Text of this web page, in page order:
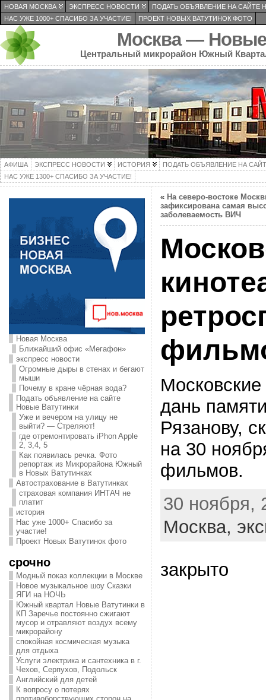
НОВАЯ МОСКВА ЭКСПРЕСС НОВОСТИ
ПОДАТЬ ОБЪЯВЛЕНИЕ НА САЙТЕ
НАС УЖЕ 1000+ СПАСИБО ЗА УЧАСТИЕ!
ПРОЕКТ НОВЫХ ВАТУТИНОК ФОТО
Москва — Новые
Центральный микрорайон Южный
АФИША ЭКСПРЕСС НОВОСТИ ИСТОРИЯ
ПОДАТЬ ОБЪЯВЛЕНИЕ НА
НАС УЖЕ 1300+ СПАСИБО ЗА УЧАСТИЕ!
Новая Москва
Ближайший офис «Мегафон»
экспресс новости
Огромные дыры в стенах и бегают
мыши
Почему в кране чёрная вода?
Подать объявление на сайте
Новые Ватутинки
Уже и вечером на улицу не
выйти? — Стреляют!
где отремонтировать iPhon Apple
2, 3,4, 5
Как появилась речка. Фото
репортаж из Микрорайона Южный
в Новых Ватутинках
Автострахование в Ватутинках
страховая компания ИНТАЧ не
платит
история
Нас уже 1000+ Спасибо за
участие!
Проект Новых Ватутинок фото
срочно
Модный показ коллекции в Москве
Новое музыкальное шоу Сказки
ЯГИ на НОЧЬ
Южный квартал Новые Ватутинки в
КП Заречье постоянно сжигают
мусор и отравляют воздух всему
микрорайону
спокойная космическая музыка
для отдыха
Услуги электрика и сантехника в г.
Чехов, Серпухов, Подольск
Английский для детей
К вопросу о потерях
« На северо-востоке
зафиксирована самая
заболеваемость ВИЧ
Московские
дань
Рязанову,
на 30
фильмов.
30 ноября,
Москва,
закрыто